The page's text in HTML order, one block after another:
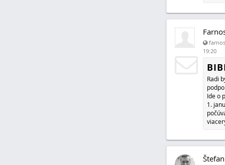
19:20
Radi
Ide o
1.
Štefan